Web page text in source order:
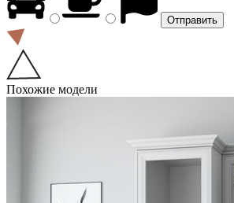
Похожие модели